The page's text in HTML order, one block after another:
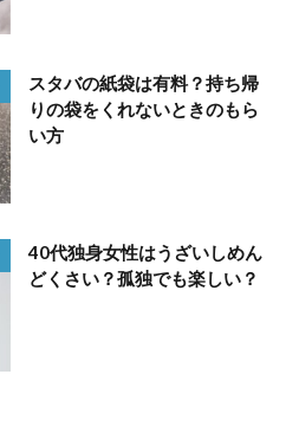
スタバの紙袋は有料？持ち帰
りの袋をくれないときのもら
い方
40代独身女性はうざいしめん
どくさい？孤独でも楽しい？